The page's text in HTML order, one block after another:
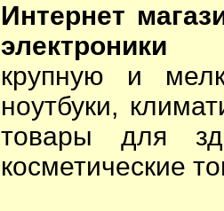
Интернет
электроники
крупную и
ноутбуки,
товары для
косметические